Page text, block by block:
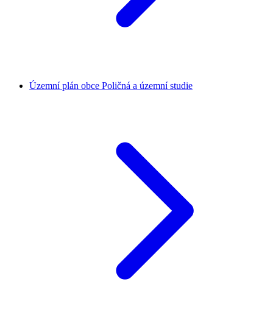
Územní plán obce Poličná a územní studie